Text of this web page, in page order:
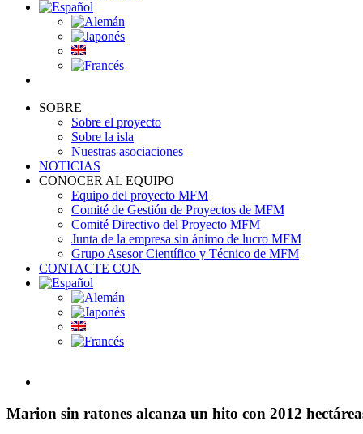
SOBRE
Sobre el proyecto
Sobre la isla
Nuestras asociaciones
NOTICIAS
CONOCER AL EQUIPO
Equipo del proyecto MFM
Comité de Gestión de Proyectos de MFM
Comité Directivo del Proyecto MFM
Junta de la empresa sin ánimo de lucro MFM
Grupo Asesor Científico y Técnico de MFM
CONTACTE CON
Image
Marion sin ratones alcanza un hito con 2012